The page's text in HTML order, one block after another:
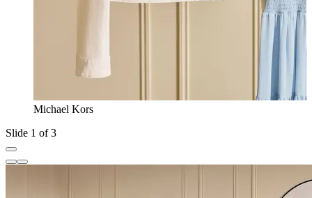
Michael Kors
Slide 1 of 3